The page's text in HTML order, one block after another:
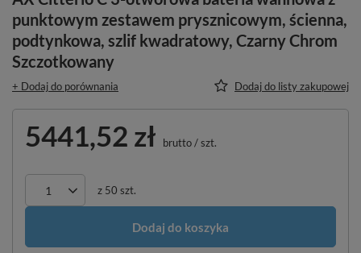
punktowym zestawem prysznicowym, ścienna,
podtynkowa, szlif kwadratowy, Czarny Chrom
Szczotkowany
+ Dodaj do porównania Dodaj do listy zakupowej
5441,52 zł brutto/szt.
z 50 szt.
Dodaj do koszyka